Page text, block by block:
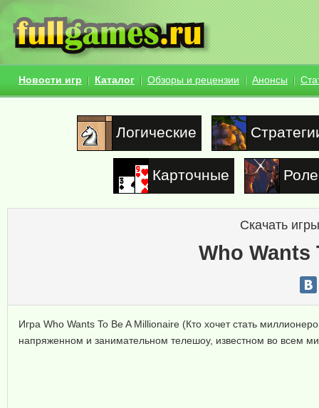
Новости игр Каталог Обзоры и рецензии Анонсы
Логические
Карточные
Скачать
Who Wants
Игра Who Wants To Be A Millionaire (Кто хочет стать
напряженном и занимательном телешоу, известном во всем